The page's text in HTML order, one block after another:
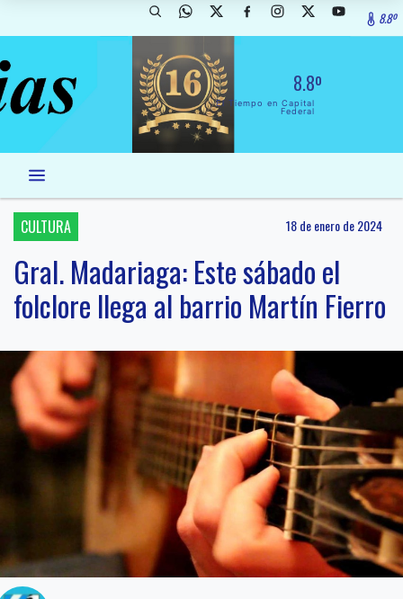
8.8º
8.8º
El Tiempo en Capital
Federal
CULTURA 18 de enero de 2024
Gral. Madariaga: Este sábado el
folclore llega al barrio Martín Fierro